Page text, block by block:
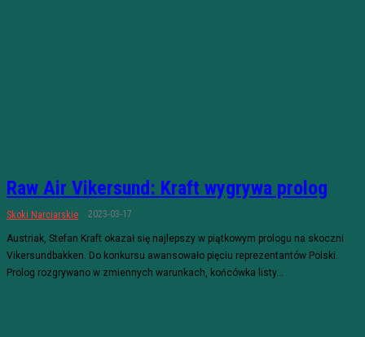
Raw Air Vikersund: Kraft wygrywa prolog
Skoki Narciarskie 2023-03-17
Austriak, Stefan Kraft okazał się najlepszy w piątkowym prologu na skoczni
Vikersundbakken. Do konkursu awansowało pięciu reprezentantów Polski.
Prolog rozgrywano w zmiennych warunkach, końcówka listy...